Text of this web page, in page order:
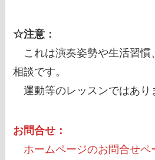
☆注意：
これは演奏姿勢や生活習慣
相談です。
運動等のレッスンではあり
お問合せ：
ホームページのお問合せペ